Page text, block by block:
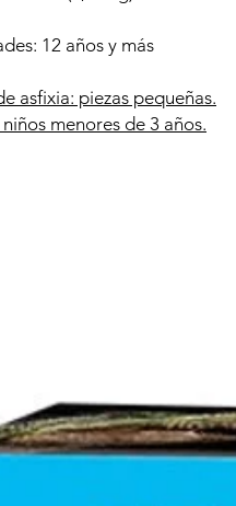
12 años y más
asfixia: piezas pequeñas.
menores de 3 años.